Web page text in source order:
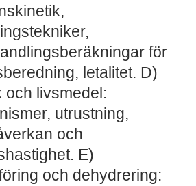
för
letalitet. D)
och livsmedel:
utrustning,
och
E)
och dehydrering: